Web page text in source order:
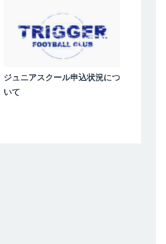
ジュニアスクール申込状況につ
いて